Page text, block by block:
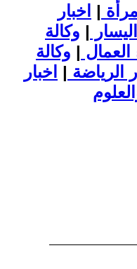
| اخبار
| وكالة
العمال | وكالة
الرياضة | اخبار